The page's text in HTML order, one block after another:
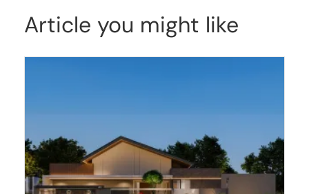
Article you might like